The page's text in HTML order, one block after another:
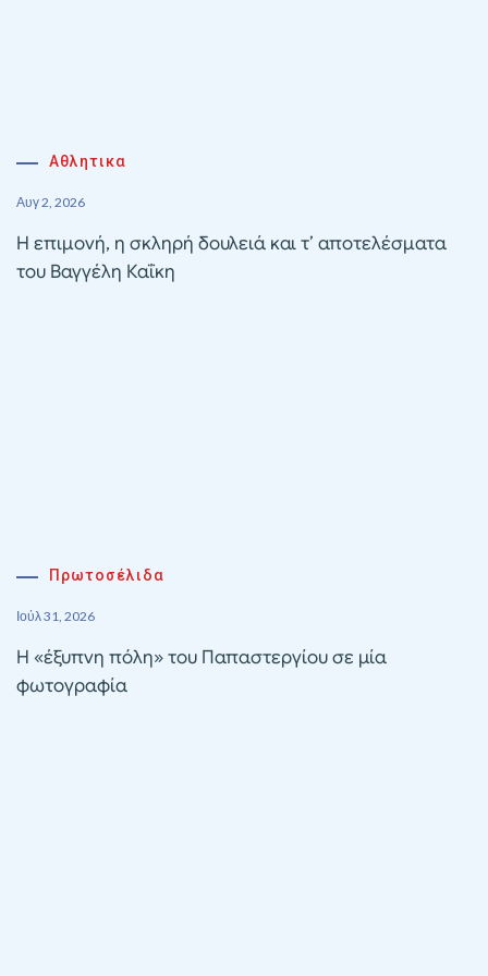
Αθλητικα
Αυγ 2, 2026
Η επιμονή, η σκληρή δουλειά και τ’ αποτελέσματα
του Βαγγέλη Καΐκη
Πρωτοσέλιδα
Ιούλ 31, 2026
Η «έξυπνη πόλη» του Παπαστεργίου σε μία
φωτογραφία